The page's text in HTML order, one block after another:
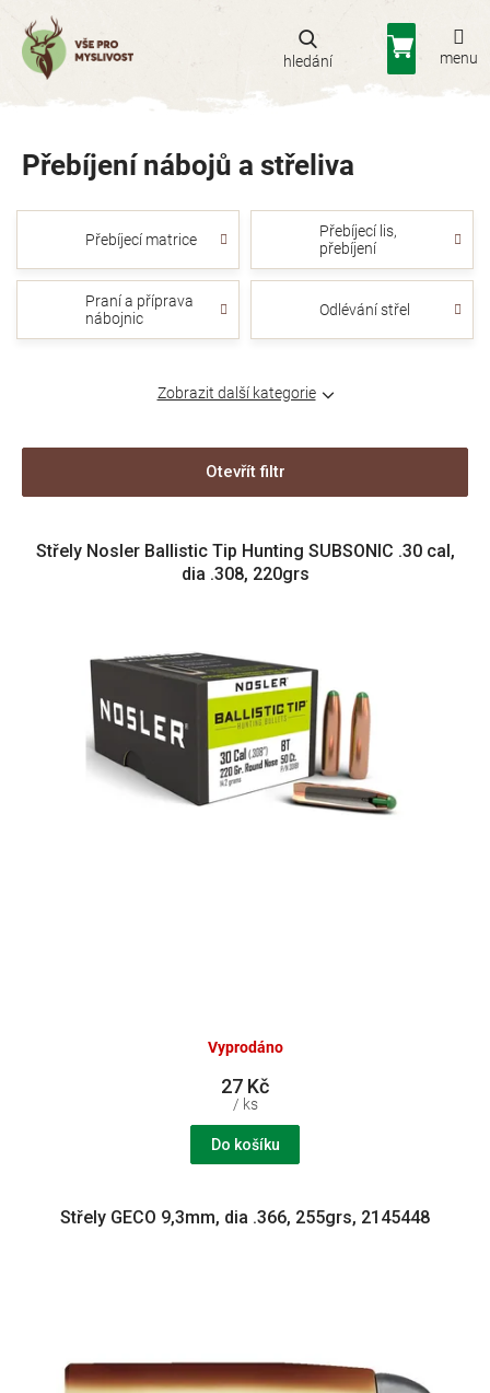
obsah
Nákupní
košík
Přebíjení nábojů a střeliva
Přebíjecí matrice
Přebíjecí lis,
přebíjení
Praní a příprava
nábojnic
Odlévání střel
Zobrazit další kategorie
Otevřít filtr
Střely Nosler Ballistic Tip Hunting SUBSONIC .30 cal,
dia .308, 220grs
Vyprodáno
27 Kč
/ ks
Do košíku
Střely GECO 9,3mm, dia .366, 255grs, 2145448